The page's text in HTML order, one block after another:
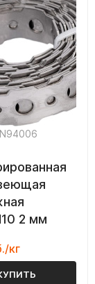
2 мм
кг